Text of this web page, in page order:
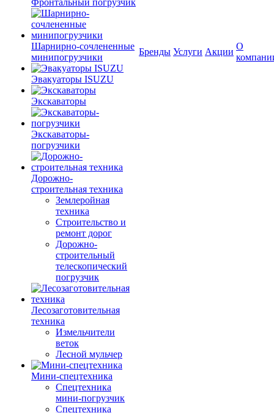
Фронтальный погрузчик
Шарнирно-сочлененные
минипогрузчики
Эвакуаторы ISUZU
Экскаваторы
Экскаваторы-
погрузчики
Дорожно-
строительная техника
Землеройная
техника
Строительство и
ремонт дорог
Дорожно-
строительный
телескопический
погрузчик
Лесозаготовительная
техника
Измельчители
веток
Лесной мульчер
Мини-спецтехника
Спецтехника
мини-погрузчик
Спецтехника
Бренды Услуги Акции
О